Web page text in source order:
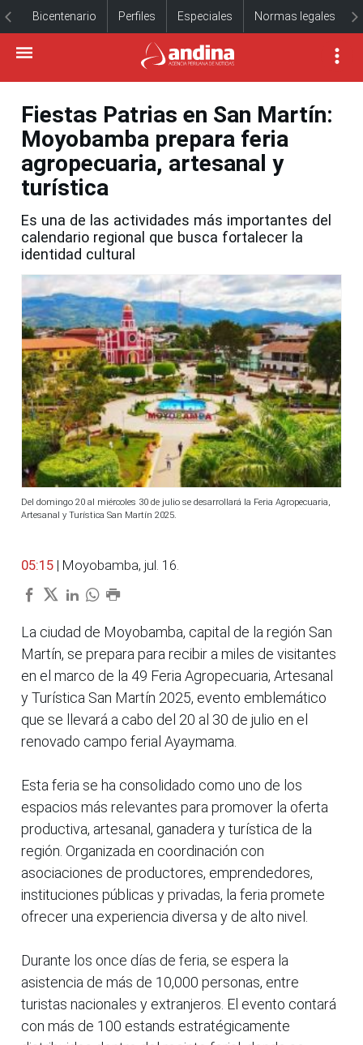
Bicentenario Perfiles Especiales Normas legales
Fiestas Patrias en San Martín:
Moyobamba prepara feria
agropecuaria, artesanal y
turística
Es una de las actividades más importantes del
calendario regional que busca fortalecer la
identidad cultural
Del domingo 20 al miércoles 30 de julio se desarrollará la Feria Agropecuaria,
Artesanal y Turística San Martín 2025.
05:15 | Moyobamba, jul. 16.
La ciudad de Moyobamba, capital de la región San
Martín, se prepara para recibir a miles de visitantes
en el marco de la 49 Feria Agropecuaria, Artesanal
y Turística San Martín 2025, evento emblemático
que se llevará a cabo del 20 al 30 de julio en el
renovado campo ferial Ayaymama.
Esta feria se ha consolidado como uno de los
espacios más relevantes para promover la oferta
productiva, artesanal, ganadera y turística de la
región. Organizada en coordinación con
asociaciones de productores, emprendedores,
instituciones públicas y privadas, la feria promete
ofrecer una experiencia diversa y de alto nivel.
Durante los once días de feria, se espera la
asistencia de más de 10,000 personas, entre
turistas nacionales y extranjeros. El evento contará
con más de 100 estands estratégicamente